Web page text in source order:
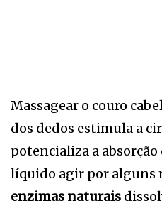
Massagear o couro
dos dedos estimula a
potencializa a
líquido agir por alguns
enzimas naturais